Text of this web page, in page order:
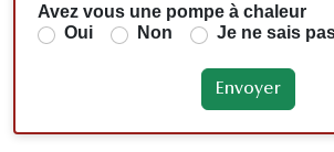
Avez vous une pompe à chaleur
Oui
Non Je ne sais